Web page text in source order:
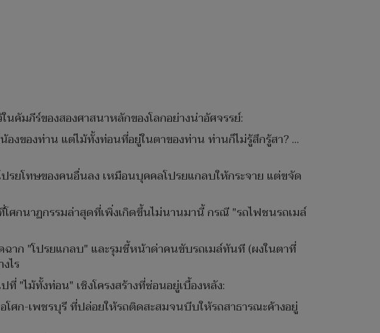
คัมภีร์ของสองศาสนาหลักของโลกอย่างน่าอัศจรรย์:
งของท่าน แต่ไม้ทั้งท่อนที่อยู่ในตาของท่าน ท่านก็ไม่รู้สึกรู้สา? ...
รยโทษของคนอื่นลง เหมือนบุคคลโปรยแกลบให้กระจาย แต่ขจัด
กนาฏกรรมล่าสุดที่เพิ่งเกิดขึ้นไม่นานมานี้ กรณี "รถไฟชนรถเมล์
าก "โปรยแกลบ" และรุมชี้หน้าด่าคนขับรถเมล์ทันที (ผงในตาที่
ไร
"ไม้ทั้งท่อน" เชิงโครงสร้างที่ซ่อนอยู่เบื้องหลัง:
โศก-เพชรบุรี ที่ปล่อยให้รถติดสะสมจนบีบให้รถสาธารณะค้างอยู่